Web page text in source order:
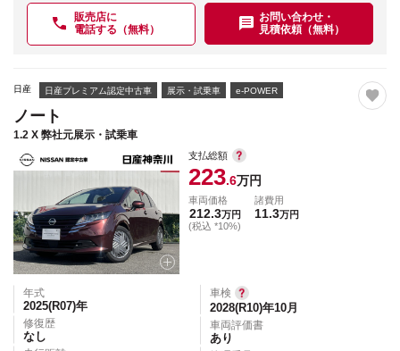
販売店に
電話する（無料）
お問い合わせ・
見積依頼（無料）
日産 日産プレミアム認定中古車 展示・試乗車 e-POWER
ノート
1.2 X 弊社元展示・試乗車
支払総額
223.6万円
車両価格
212.3万円
(税込 *10%)
諸費用
11.3万円
年式
2025(R07)年
修復歴
なし
車検
2028(R10)年10月
車両評価書
あり